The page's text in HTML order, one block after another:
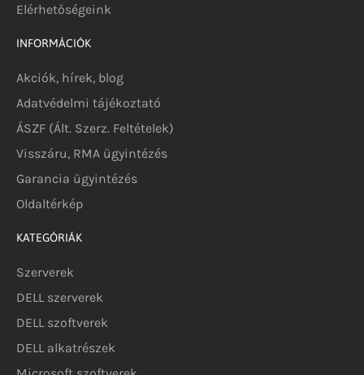
Elérhetőségeink
INFORMÁCIÓK
Akciók, hírek, blog
Adatvédelmi tájékoztató
ÁSZF (Ált. Szerz. Feltételek)
Visszáru, RMA ügyintézés
Garancia ügyintézés
Oldaltérkép
KATEGÓRIÁK
Szerverek
DELL szerverek
DELL szoftverek
DELL alkatrészek